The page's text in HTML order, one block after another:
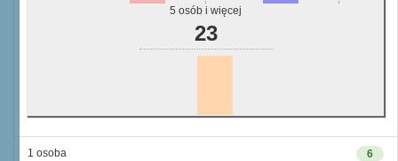
5 osób i więcej
23
6
1 osoba